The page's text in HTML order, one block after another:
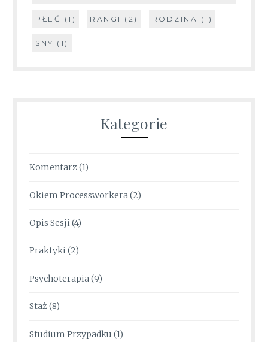
PŁEĆ (1) RANGI (2) RODZINA (1)
SNY (1)
Kategorie
Komentarz (1)
Okiem Processworkera(2)
Opis Sesji(4)
Praktyki(2)
Psychoterapia(9)
Staż (8)
Studium Przypadku (1)